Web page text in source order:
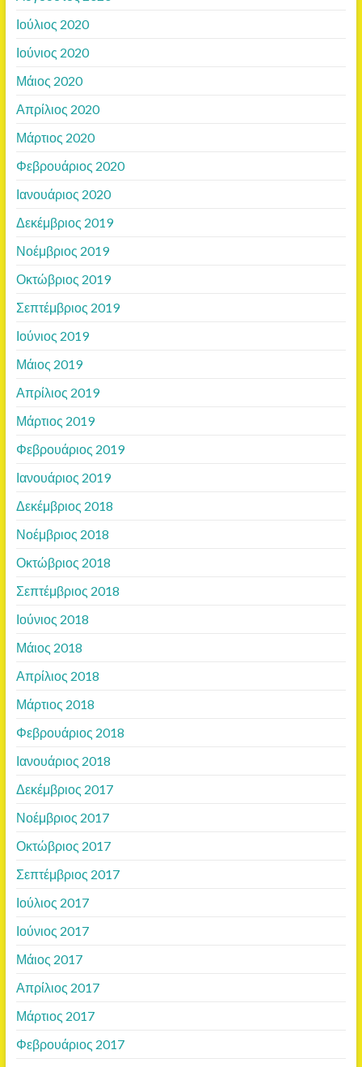
Ιούλιος 2020
Ιούνιος 2020
Μάιος 2020
Απρίλιος 2020
Μάρτιος 2020
Φεβρουάριος 2020
Ιανουάριος 2020
Δεκέμβριος 2019
Νοέμβριος 2019
Οκτώβριος 2019
Σεπτέμβριος 2019
Ιούνιος 2019
Μάιος 2019
Απρίλιος 2019
Μάρτιος 2019
Φεβρουάριος 2019
Ιανουάριος 2019
Δεκέμβριος 2018
Νοέμβριος 2018
Οκτώβριος 2018
Σεπτέμβριος 2018
Ιούνιος 2018
Μάιος 2018
Απρίλιος 2018
Μάρτιος 2018
Φεβρουάριος 2018
Ιανουάριος 2018
Δεκέμβριος 2017
Νοέμβριος 2017
Οκτώβριος 2017
Σεπτέμβριος 2017
Ιούλιος 2017
Ιούνιος 2017
Μάιος 2017
Απρίλιος 2017
Μάρτιος 2017
Φεβρουάριος 2017